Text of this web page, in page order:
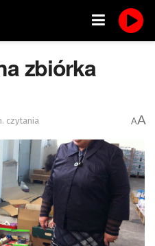
zbiórka
czytania AA